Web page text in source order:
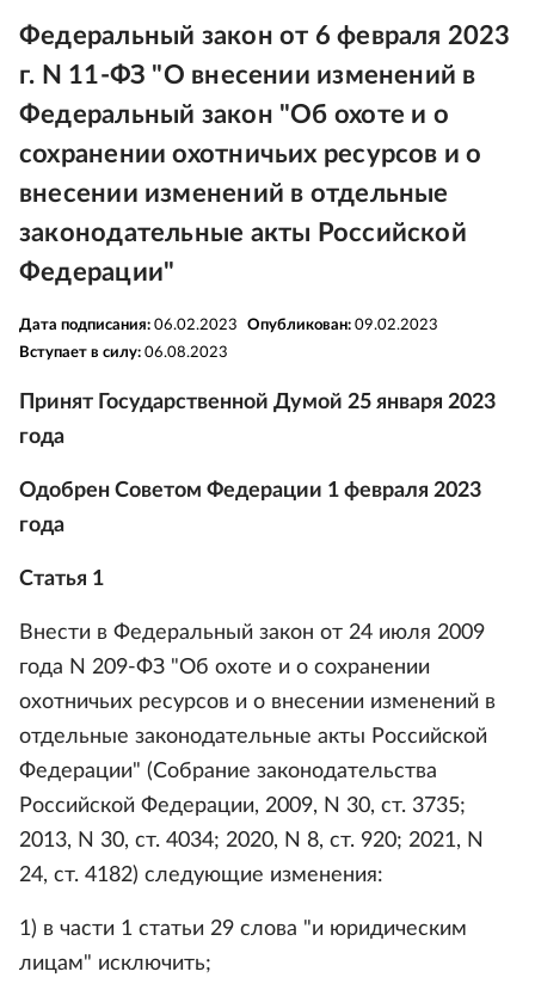
Федеральный закон от 6 февраля 2023
г. N 11-ФЗ "О внесении изменений в
Федеральный закон "Об охоте и о
сохранении охотничьих ресурсов и о
внесении изменений в отдельные
законодательные акты Российской
Федерации"
Дата подписания: 06.02.2023 Опубликован: 09.02.2023
Вступает в силу: 06.08.2023
Принят Государственной Думой 25 января 2023
года
Одобрен Советом Федерации 1 февраля 2023
года
Статья 1
Внести в Федеральный закон от 24 июля 2009
года N 209-ФЗ "Об охоте и о сохранении
охотничьих ресурсов и о внесении изменений в
отдельные законодательные акты Российской
Федерации" (Собрание законодательства
Российской Федерации, 2009, N 30, ст. 3735;
2013, N 30, ст. 4034; 2020, N 8, ст. 920; 2021, N
24, ст. 4182) следующие изменения:
1) в части 1 статьи 29 слова "и юридическим
лицам" исключить;